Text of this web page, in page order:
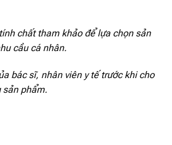
0.6 mg
chất tham khảo để lựa chọn sản
cầu cá nhân.
bác sĩ, nhân viên y tế trước khi cho
sản phẩm.